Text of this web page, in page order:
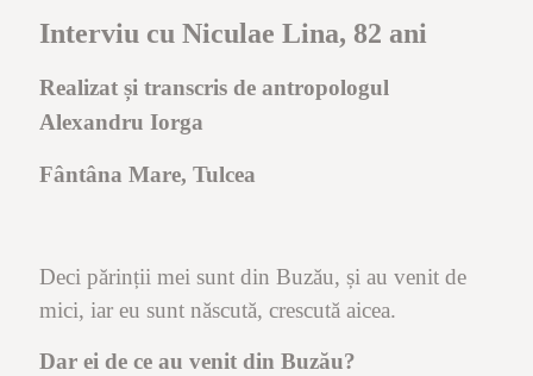
Interviu cu Niculae Lina, 82 ani
Realizat și transcris de antropologul
Alexandru Iorga
Fântâna Mare, Tulcea
Deci părinții mei sunt din Buzău, și au venit de
mici, iar eu sunt născută, crescută aicea.
Dar ei de ce au venit din Buzău?